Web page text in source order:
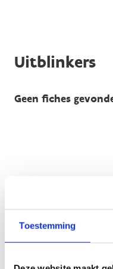
Toestemming
Uitblinkers
Geen fiches
Kennis en